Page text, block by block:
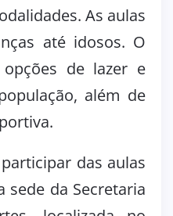
As aulas
até idosos. O
de lazer e
além de
das aulas
sede da Secretaria